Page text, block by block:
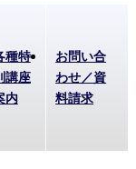
種特
講座
内
お問い合
わせ／資
料請求